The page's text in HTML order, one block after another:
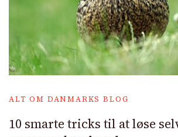
ALT OM DANMARKS BLOG
10 smarte tricks til at løse